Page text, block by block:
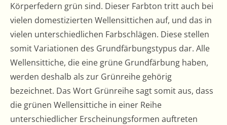
Körperfedern grün sind. Dieser Farbton tritt auch bei
vielen domestizierten Wellensittichen auf, und das in
vielen unterschiedlichen Farbschlägen. Diese stellen
somit Variationen des Grundfärbungstypus dar. Alle
Wellensittiche, die eine grüne Grundfärbung haben,
werden deshalb als zur Grünreihe gehörig
bezeichnet. Das Wort Grünreihe sagt somit aus, dass
die grünen Wellensittiche in einer Reihe
unterschiedlicher Erscheinungsformen auftreten